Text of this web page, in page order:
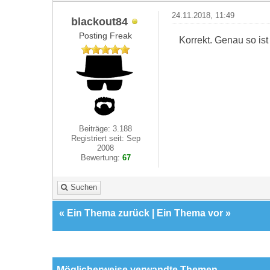
blackout84
Posting Freak
Beiträge: 3.188
Registriert seit: Sep
2008
Bewertung: 67
24.11.2018, 11:49
Korrekt. Genau so ist
Suchen
« Ein Thema zurück Ein Thema vor »